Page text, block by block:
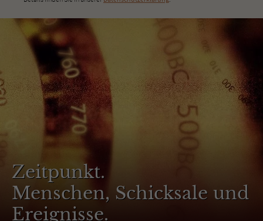
Zeitpunkt.
Menschen, Schicksale und
Ereignisse.